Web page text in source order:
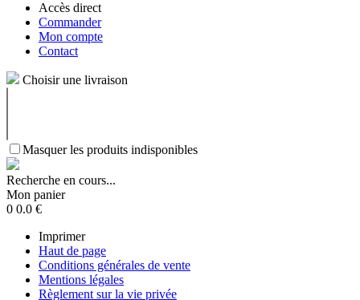
Accès direct
Commander
Mon compte
Contact
Choisir une livraison
Masquer les produits indisponibles
Recherche en cours...
Mon panier
0 0.0 €
Imprimer
Haut de page
Conditions générales de vente
Mentions légales
Règlement sur la vie privée